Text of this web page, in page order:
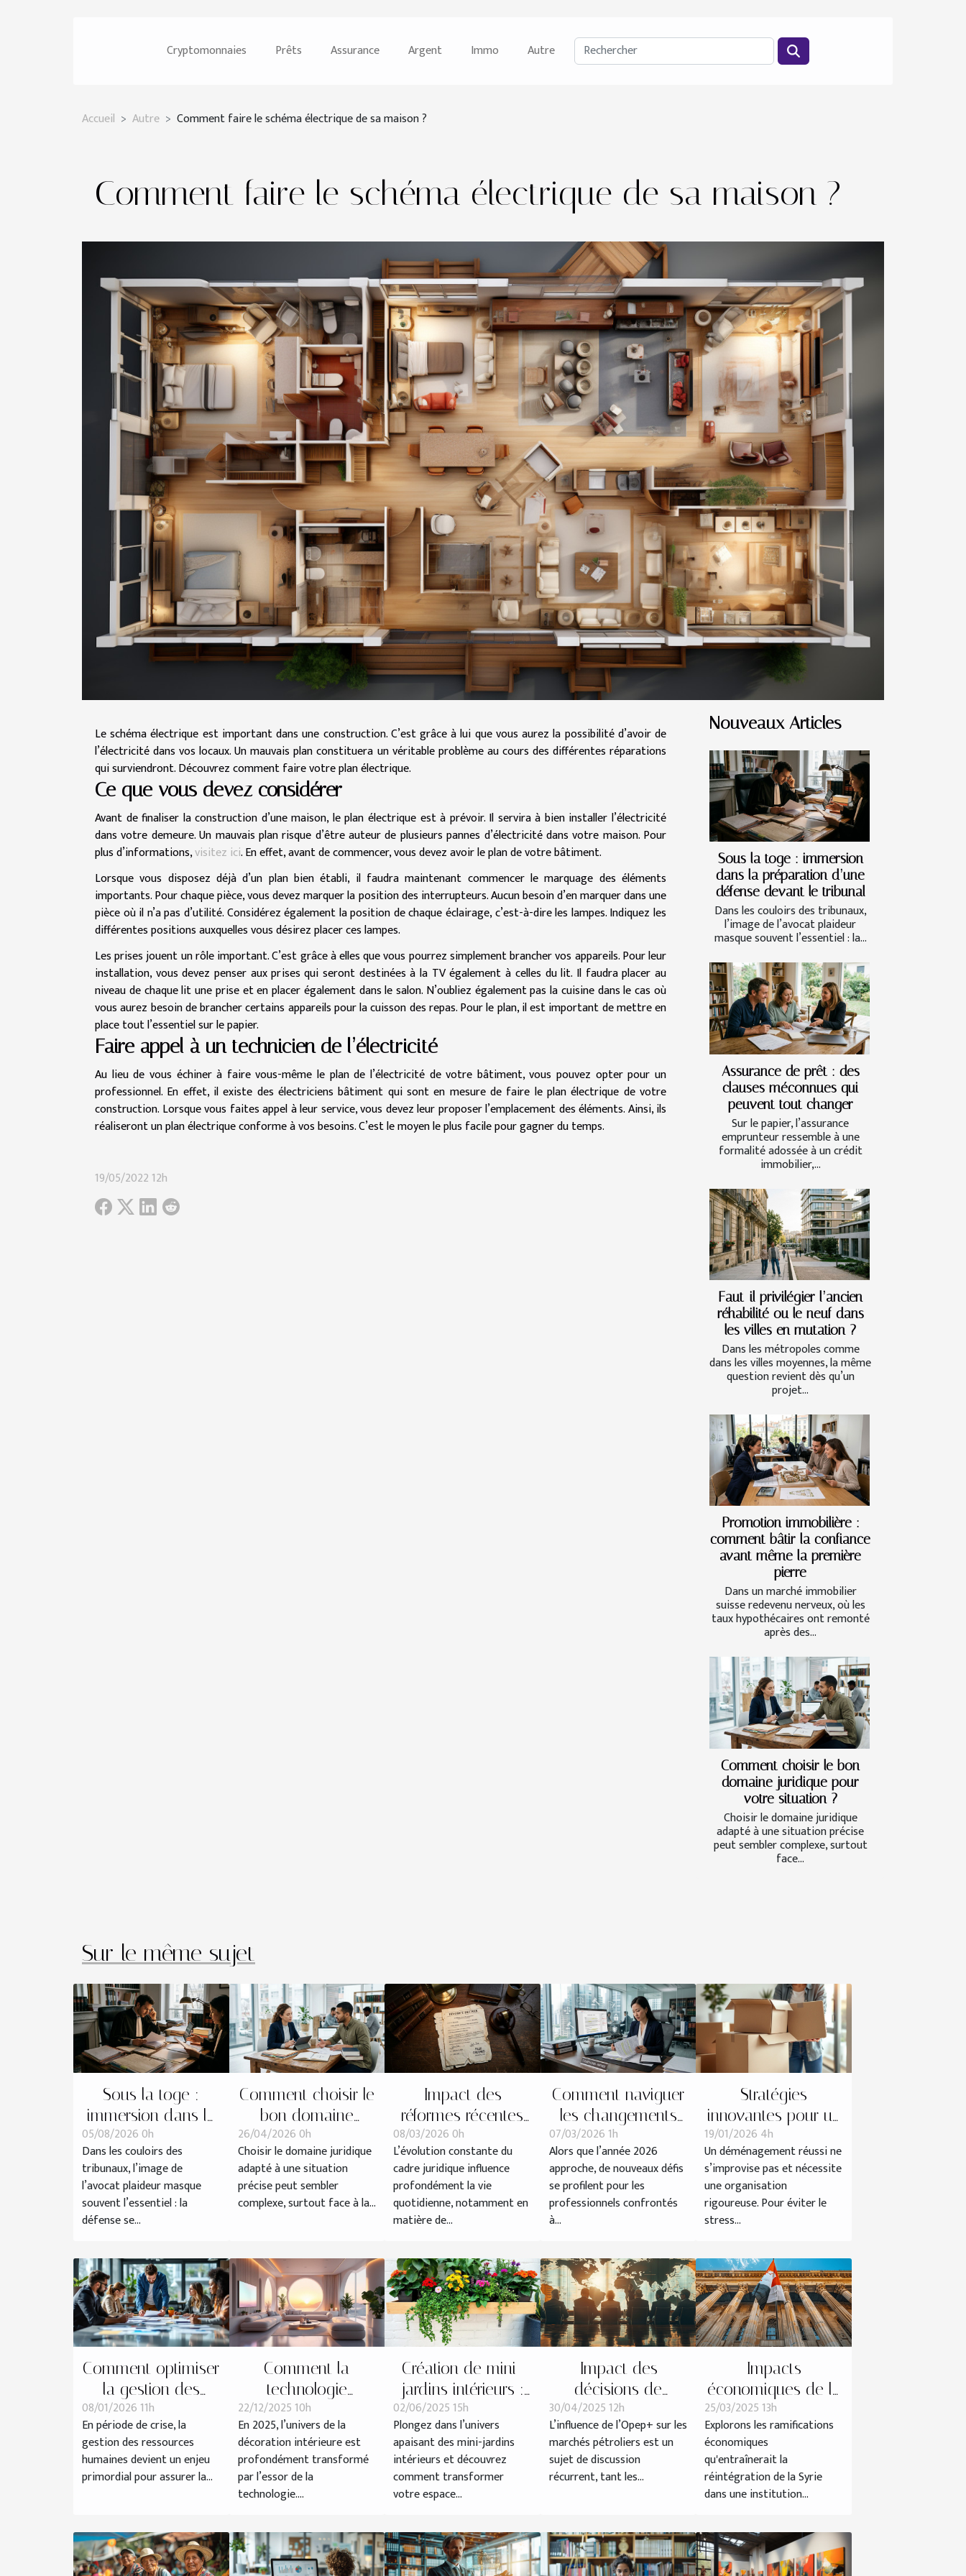
Cryptomonnaies Prêts Assurance Argent Immo Autre
Accueil Autre Comment faire le schéma électrique de sa maison ?
Comment faire le schéma électrique de sa maison ?
Le schéma électrique est important dans une construction. C’est grâce à lui que vous aurez la possibilité d’avoir de
l’électricité dans vos locaux. Un mauvais plan constituera un véritable problème au cours des différentes réparations
qui surviendront. Découvrez comment faire votre plan électrique.
Ce que vous devez considérer
Avant de finaliser la construction d’une maison, le plan électrique est à prévoir. Il servira à bien installer l’électricité
dans votre demeure. Un mauvais plan risque d’être auteur de plusieurs pannes d’électricité dans votre maison. Pour
plus d’informations,visitez ici. En effet, avant de commencer, vous devez avoir le plan de votre bâtiment.
Lorsque vous disposez déjà d’un plan bien établi, il faudra maintenant commencer le marquage des éléments
importants. Pour chaque pièce, vous devez marquer la position des interrupteurs. Aucun besoin d’en marquer dans une
pièce où il n’a pas d’utilité. Considérez également la position de chaque éclairage, c’est-à-dire les lampes. Indiquez les
différentes positions auxquelles vous désirez placer ces lampes.
Les prises jouent un rôle important. C’est grâce à elles que vous pourrez simplement brancher vos appareils. Pour leur
installation, vous devez penser aux prises qui seront destinées à la TV également à celles du lit. Il faudra placer au
niveau de chaque lit une prise et en placer également dans le salon. N’oubliez également pas la cuisine dans le cas où
vous aurez besoin de brancher certains appareils pour la cuisson des repas. Pour le plan, il est important de mettre en
place tout l’essentiel sur le papier.
Faire appel à un technicien de l’électricité
Au lieu de vous échiner à faire vous-même le plan de l’électricité de votre bâtiment, vous pouvez opter pour un
professionnel. En effet, il existe des électriciens bâtiment qui sont en mesure de faire le plan électrique de votre
construction. Lorsque vous faites appel à leur service, vous devez leur proposer l’emplacement des éléments. Ainsi, ils
réaliseront un plan électrique conforme à vos besoins. C’est le moyen le plus facile pour gagner du temps.
19/05/2022 12h
Nouveaux Articles
Sous la toge : immersion
dans la préparation d’une
défense devant le tribunal
Dans les couloirs des tribunaux,
l’image de l’avocat plaideur
masque souvent l’essentiel : la...
Assurance de prêt : des
clauses méconnues qui
peuvent tout changer
Sur le papier, l’assurance
emprunteur ressemble à une
formalité adossée à un crédit
immobilier,...
Faut-il privilégier l’ancien
réhabilité ou le neuf dans
les villes en mutation ?
Dans les métropoles comme
dans les villes moyennes, la même
question revient dès qu’un
projet...
Promotion immobilière :
comment bâtir la confiance
avant même la première
pierre
Dans un marché immobilier
suisse redevenu nerveux, où les
taux hypothécaires ont remonté
après des...
Comment choisir le bon
domaine juridique pour
votre situation ?
Choisir le domaine juridique
adapté à une situation précise
peut sembler complexe, surtout
face...
Sur le même sujet
Sous la toge :
immersion dans la
préparation d’une
défense devant le
tribunal
05/08/2026 0h
Dans les couloirs des
tribunaux, l’image de
l’avocat plaideur masque
souvent l’essentiel : la
défense se...
Comment choisir le
bon domaine
juridique pour votre
situation ?
26/04/2026 0h
Choisir le domaine juridique
adapté à une situation
précise peut sembler
complexe, surtout face à la...
Impact des
réformes récentes
sur les procédures
de divorce
08/03/2026 0h
L’évolution constante du
cadre juridique influence
profondément la vie
quotidienne, notamment en
matière de...
Comment naviguer
les changements
légaux des contrats
de travail en 2026 ?
07/03/2026 1h
Alors que l’année 2026
approche, de nouveaux défis
se profilent pour les
professionnels confrontés
à...
Stratégies
innovantes pour un
déménagement
efficace et sans
tracas
19/01/2026 4h
Un déménagement réussi ne
s’improvise pas et nécessite
une organisation
rigoureuse. Pour éviter le
stress...
Comment optimiser
la gestion des
ressources
humaines en
période de crise ?
08/01/2026 11h
En période de crise, la
gestion des ressources
humaines devient un enjeu
primordial pour assurer la...
Comment la
technologie
influence-t-elle les
tendances de
décoration en 2025
?
22/12/2025 10h
En 2025, l’univers de la
décoration intérieure est
profondément transformé
par l’essor de la
technologie....
Création de mini-
jardins intérieurs :
guide pratique et
esthétique
02/06/2025 15h
Plongez dans l’univers
apaisant des mini-jardins
intérieurs et découvrez
comment transformer
votre espace...
Impact des
décisions de
l'Opep+ sur les prix
mondiaux du
pétrole
30/04/2025 12h
L’influence de l’Opep+ sur les
marchés pétroliers est un
sujet de discussion
récurrent, tant les...
Impacts
économiques de la
réintégration de la
Syrie dans une
institution financière
islamique
25/03/2025 13h
Explorons les ramifications
économiques
qu'entraînerait la
réintégration de la Syrie
dans une institution...